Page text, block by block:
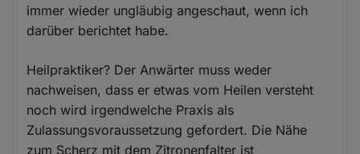
immer wieder ungläubig angeschaut, wenn ich
darüber berichtet habe.
Heilpraktiker? Der Anwärter muss weder
nachweisen, dass er etwas vom Heilen versteht
noch wird irgendwelche Praxis als
Zulassungsvoraussetzung gefordert. Die Nähe
zum Scherz mit dem Zitronenfalter ist